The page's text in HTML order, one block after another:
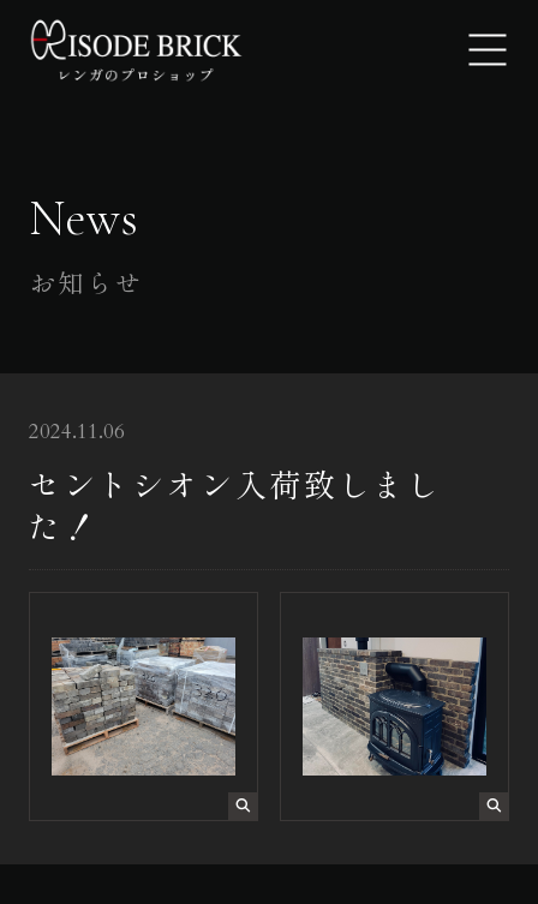
EPISODE BRICKについて
製品紹介
お知らせ
お問い合わせ・見積もり
ONLINE SHOP
News
お知らせ
2024.11.06
セントシオン入荷致しまし
た！